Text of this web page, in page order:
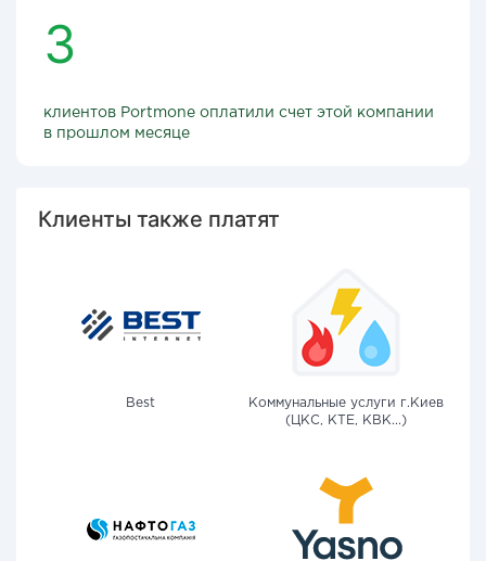
3
клиентов Portmone оплатили счет этой компании
в прошлом месяце
Клиенты также платят
Best
Коммунальные услуги г.Киев
(ЦКС, КТЕ, КВК...)